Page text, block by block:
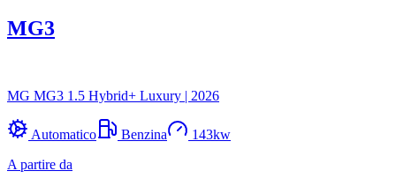
MG3
MG MG3 1.5 Hybrid+ Luxury | 2026
Automatico Benzina 143kw
A partire da